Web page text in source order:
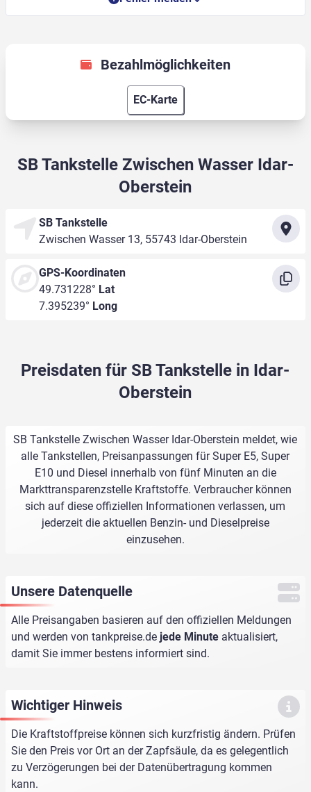
Bezahlmöglichkeiten
EC-Karte
SB Tankstelle Zwischen Wasser Idar-
Oberstein
SB Tankstelle
Zwischen Wasser 13, 55743 Idar-Oberstein
GPS-Koordinaten
49.731228° Lat
7.395239° Long
Preisdaten für SB Tankstelle in Idar-
Oberstein
SB Tankstelle Zwischen Wasser Idar-Oberstein meldet, wie
alle Tankstellen, Preisanpassungen für Super E5, Super
E10 und Diesel innerhalb von fünf Minuten an die
Markttransparenzstelle Kraftstoffe. Verbraucher können
sich auf diese offiziellen Informationen verlassen, um
jederzeit die aktuellen Benzin- und Dieselpreise
einzusehen.
Unsere Datenquelle
Alle Preisangaben basieren auf den offiziellen Meldungen
und werden von tankpreise.de jede Minute aktualisiert,
damit Sie immer bestens informiert sind.
Wichtiger Hinweis
Die Kraftstoffpreise können sich kurzfristig ändern. Prüfen
Sie den Preis vor Ort an der Zapfsäule, da es gelegentlich
zu Verzögerungen bei der Datenübertragung kommen
kann.